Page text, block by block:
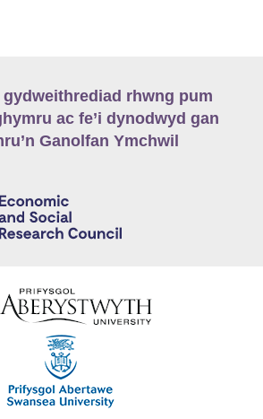
gydweithrediad rhwng pum
ac fe’i dynodwyd gan
Ganolfan Ymchwil